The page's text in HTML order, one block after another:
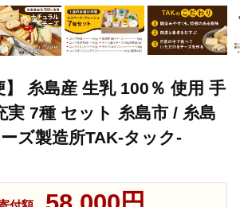
】 糸島産 生乳 100％ 使用 手
実 7種 セット 糸島市 / 糸島
ズ製造所TAK-タック-